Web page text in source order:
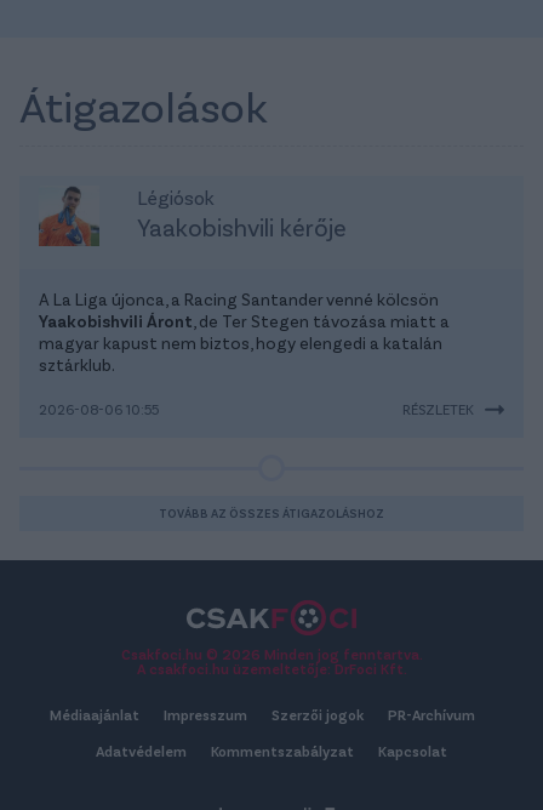
Átigazolások
Légiósok
Yaakobishvili kérője
A La Liga újonca, a Racing Santander venné kölcsön
Yaakobishvili Áront , de Ter Stegen távozása miatt a
magyar kapust nem biztos, hogy elengedi a katalán
sztárklub.
2026-08-06 10:55 RÉSZLETEK
TOVÁBB AZ ÖSSZES ÁTIGAZOLÁSHOZ
Csakfoci.hu © 2026 Minden jog fenntartva.
A csakfoci.hu üzemeltetője: DrFoci Kft.
Médiaajánlat Impresszum Szerzői jogok PR-Archívum
Adatvédelem Kommentszabályzat Kapcsolat